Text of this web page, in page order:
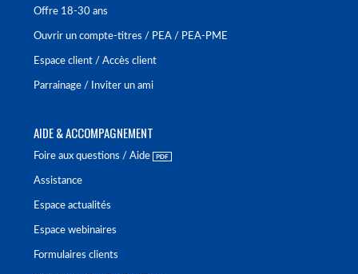
Offre 18-30 ans
Ouvrir un compte-titres / PEA / PEA-PME
Espace client / Accès client
Parrainage / Inviter un ami
AIDE & ACCOMPAGNEMENT
Foire aux questions / Aide
Assistance
Espace actualités
Espace webinaires
Formulaires clients